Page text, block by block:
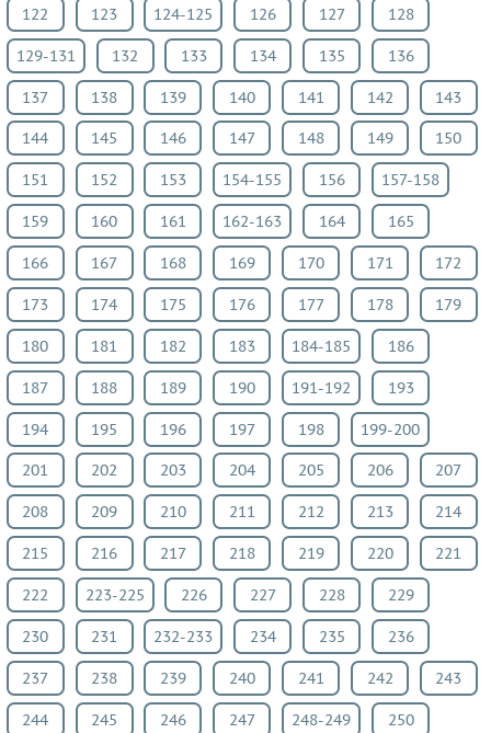
Музыка
ИЗО
Литература
Обществознание
Черчение
Экология
Технология
Испанский
язык
Искусство
Китайский
язык
Кубановедение
Казахский
язык
Физкультура
ВИДЕОРЕШЕНИЯ
122 123 124-125 126 127 128
129-131 132 133 134 135 136
137 138 139 140 141 142 143
144 145 146 147 148 149 150
151 152 153 154-155 156 157-158
159 160 161 162-163 164 165
166 167 168 169 170 171 172
173 174 175 176 177 178 179
180 181 182 183 184-185 186
187 188 189 190 191-192 193
194 195 196 197 198 199-200
201 202 203 204 205 206 207
208 209 210 211 212 213 214
215 216 217 218 219 220 221
222 223-225 226 227 228 229
230 231 232-233 234 235 236
237 238 239 240 241 242 243
244 245 246 247 248-249 250